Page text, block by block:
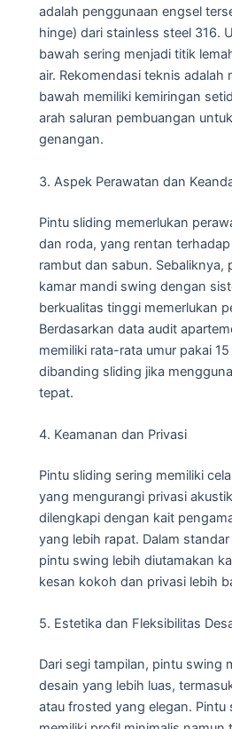
adalah penggunaan engsel
hinge) dari stainless steel 316.
bawah sering menjadi titik
air. Rekomendasi teknis adalah
bawah memiliki kemiringan
arah saluran pembuangan
genangan.
3. Aspek Perawatan dan
Pintu sliding memerlukan
dan roda, yang rentan
rambut dan sabun. Sebaliknya,
kamar mandi swing dengan
berkualitas tinggi memerlukan
Berdasarkan data audit
memiliki rata-rata umur pakai
dibanding sliding jika
tepat.
4. Keamanan dan Privasi
Pintu sliding sering memiliki
yang mengurangi privasi
dilengkapi dengan kait
yang lebih rapat. Dalam
pintu swing lebih diutamakan
kesan kokoh dan privasi lebih
5. Estetika dan Fleksibilitas
Dari segi tampilan, pintu swing
desain yang lebih luas,
atau frosted yang elegan. Pintu